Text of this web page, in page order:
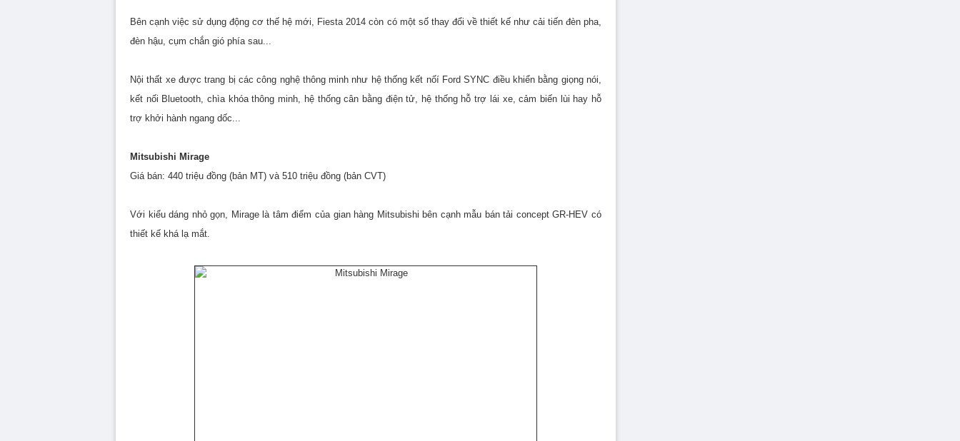
Bên cạnh việc sử dụng động cơ thế hệ mới, Fiesta 2014 còn có một số thay đổi về thiết kế như cải tiến đèn pha,
đèn hậu, cụm chắn gió phía sau...
Nội thất xe được trang bị các công nghệ thông minh như hệ thống kết nốí Ford SYNC điều khiển bằng giọng nói,
kết nối Bluetooth, chìa khóa thông minh, hệ thống cân bằng điện tử, hệ thống hỗ trợ lái xe, cảm biến lùi hay hỗ
trợ khởi hành ngang dốc...
Mitsubishi Mirage
Giá bán: 440 triệu đồng (bản MT) và 510 triệu đồng (bản CVT)
Với kiểu dáng nhỏ gọn, Mirage là tâm điểm của gian hàng Mitsubishi bên cạnh mẫu bán tải concept GR-HEV có
thiết kế khá lạ mắt.